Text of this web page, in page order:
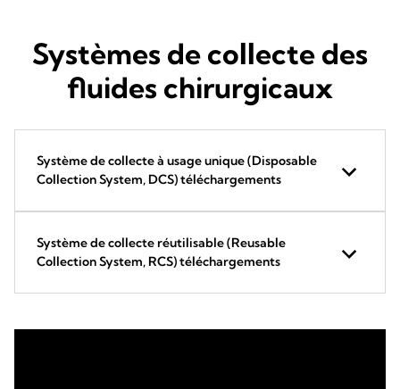
Systèmes de collecte des
fluides chirurgicaux
Système de collecte à usage unique (Disposable
Collection System, DCS) téléchargements
Système de collecte réutilisable (Reusable
Collection System, RCS) téléchargements